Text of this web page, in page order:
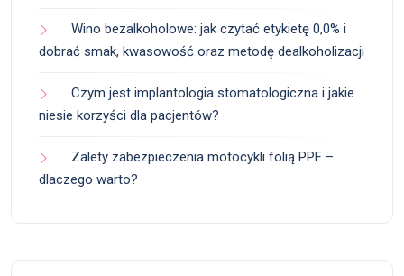
Wino bezalkoholowe: jak czytać etykietę 0,0% i
dobrać smak, kwasowość oraz metodę dealkoholizacji
Czym jest implantologia stomatologiczna i jakie
niesie korzyści dla pacjentów?
Zalety zabezpieczenia motocykli folią PPF –
dlaczego warto?